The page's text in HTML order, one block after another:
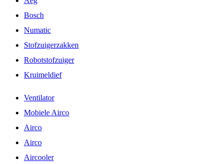
Bosch
Numatic
Stofzuigerzakken
Robotstofzuiger
Kruimeldief
Ventilator
Mobiele Airco
Airco
Airco
Aircooler